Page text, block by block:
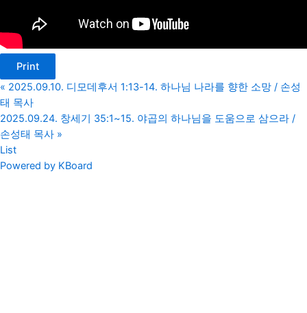
Print
« 2025.09.10. 디모데후서 1:13-14. 하나님 나라를 향한 소망 / 손성
태 목사
2025.09.24. 창세기 35:1~15. 야곱의 하나님을 도움으로 삼으라 /
손성태 목사 »
List
Powered by KBoard